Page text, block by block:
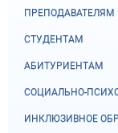
ПРЕПОДАВАТЕЛЯМ
СТУДЕНТАМ
АБИТУРИЕНТАМ
СОЦИАЛЬНО-
ИНКЛЮЗИВНОЕ